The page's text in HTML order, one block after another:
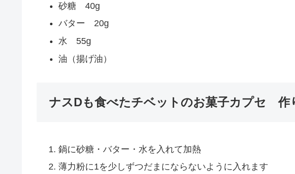
砂糖 40g
バター 20g
水 55g
油（揚げ油）
ナスDも食べたチベットのお菓子カプセ 作
鍋に砂糖・バター・水を入れて加熱
薄力粉に1を少しずつだまにならないように入れます